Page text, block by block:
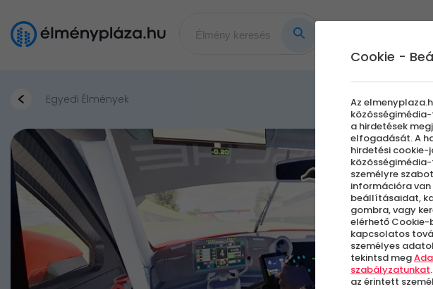
Egyedi Élmények
Cookie -
Az
a hirdetések
elfogadását. A
hirdetési
személyre
információra van
beállításaidat,
gombra, vagy
elérhető
kapcsolatos
személyes
tekintsd meg
szabályzatunkat
az érintett